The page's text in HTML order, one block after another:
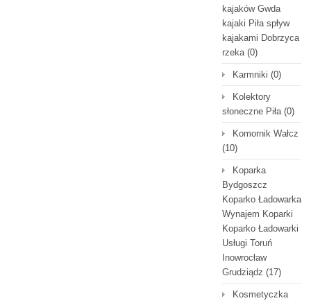
kajaków Gwda
kajaki Piła spływ
kajakami Dobrzyca
rzeka(0)
Karmniki (0)
Kolektory
słoneczne Piła(0)
Komornik Wałcz
(10)
Koparka
Bydgoszcz
Koparko Ładowarka
Wynajem Koparki
Koparko Ładowarki
Usługi Toruń
Inowrocław
Grudziądz (17)
Kosmetyczka